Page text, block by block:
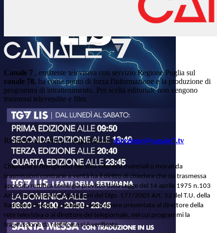
Canale 7 , emittente televisiva con servizio Regione Puglia sul
canale 78, ha come punto di forza l'informazione e la produzione di
programmi di intrattenimento. Per scelta editoriale non vengono
trasmessi televendite e film.
Richieste di rettifica o segnalazioni:direzione@canale7.tv
Chiunque si ritenga leso nei suoi interessi materiali o morali da
trasmissioni contrarie a verità ha il diritto di chiedere che sia trasmessa
apposita rettifica come già previsto dalla Legge del 14 aprile 1975 n.103
Art. 7 e secondo le disposizioni del Dlgs. 177/2005 Art. 32 del T.U. della
Radiotelevisione. La richiesta deve essere presentata al direttore della
rete televisiva o al direttore del telegiornale, nei cui programmi la
trasmissione da rettificare si è verificata.